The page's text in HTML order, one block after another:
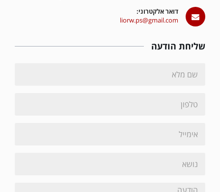
דואר אלקטרוני:
liorw.ps@gmail.com
שליחת הודעה